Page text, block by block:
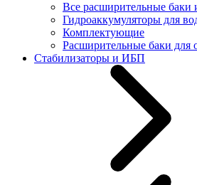
Все расширительные баки
Гидроаккумуляторы для
Комплектующие
Расширительные баки для
Стабилизаторы и ИБП